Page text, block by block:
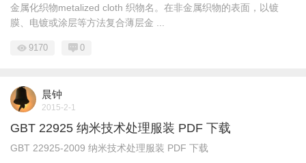
金属化织物metalized cloth 织物名。在非金属织物的表面，以镀
膜、电镀或涂层等方法复合薄层金 ...
9170 0
晨钟
2015-2-1
GBT 22925 纳米技术处理服装 PDF 下载
GBT 22925-2009 纳米技术处理服装 PDF 下载